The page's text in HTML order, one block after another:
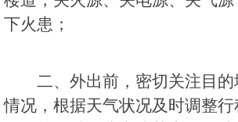
下火患；
二、外出前，密切关注目
情况，根据天气状况及时调整行